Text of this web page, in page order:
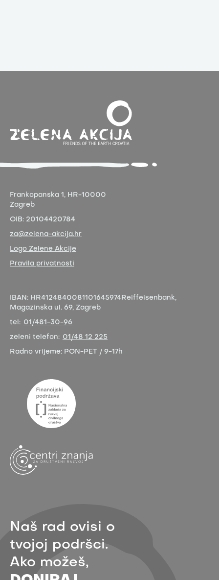
Frankopanska 1, HR-10000
Zagreb
OIB: 20104420784
za@zelena-akcija.hr
Logo Zelene Akcije
Pravila privatnosti
IBAN: HR4124840081101645974 Reiffeisenbank,
Magazinska ul. 69, Zagreb
tel: 01/481-30-96
zeleni telefon: 01/48 12 225
Radno vrijeme: PON-PET / 9-17h
Naš rad ovisi o
tvojoj podršci.
Ako možeš,